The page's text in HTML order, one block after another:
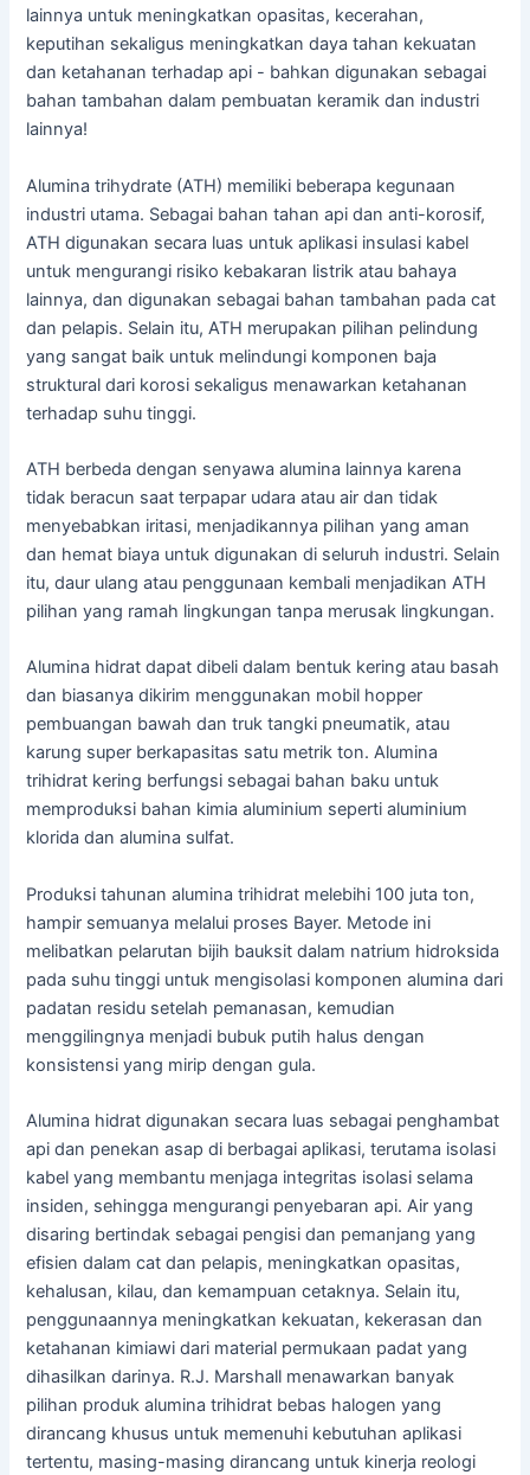
lainnya untuk meningkatkan opasitas, kecerahan,
keputihan sekaligus meningkatkan daya tahan kekuatan
dan ketahanan terhadap api - bahkan digunakan sebagai
bahan tambahan dalam pembuatan keramik dan industri
lainnya!
Alumina trihydrate (ATH) memiliki beberapa kegunaan
industri utama. Sebagai bahan tahan api dan anti-korosif,
ATH digunakan secara luas untuk aplikasi insulasi kabel
untuk mengurangi risiko kebakaran listrik atau bahaya
lainnya, dan digunakan sebagai bahan tambahan pada cat
dan pelapis. Selain itu, ATH merupakan pilihan pelindung
yang sangat baik untuk melindungi komponen baja
struktural dari korosi sekaligus menawarkan ketahanan
terhadap suhu tinggi.
ATH berbeda dengan senyawa alumina lainnya karena
tidak beracun saat terpapar udara atau air dan tidak
menyebabkan iritasi, menjadikannya pilihan yang aman
dan hemat biaya untuk digunakan di seluruh industri. Selain
itu, daur ulang atau penggunaan kembali menjadikan ATH
pilihan yang ramah lingkungan tanpa merusak lingkungan.
Alumina hidrat dapat dibeli dalam bentuk kering atau basah
dan biasanya dikirim menggunakan mobil hopper
pembuangan bawah dan truk tangki pneumatik, atau
karung super berkapasitas satu metrik ton. Alumina
trihidrat kering berfungsi sebagai bahan baku untuk
memproduksi bahan kimia aluminium seperti aluminium
klorida dan alumina sulfat.
Produksi tahunan alumina trihidrat melebihi 100 juta ton,
hampir semuanya melalui proses Bayer. Metode ini
melibatkan pelarutan bijih bauksit dalam natrium hidroksida
pada suhu tinggi untuk mengisolasi komponen alumina dari
padatan residu setelah pemanasan, kemudian
menggilingnya menjadi bubuk putih halus dengan
konsistensi yang mirip dengan gula.
Alumina hidrat digunakan secara luas sebagai penghambat
api dan penekan asap di berbagai aplikasi, terutama isolasi
kabel yang membantu menjaga integritas isolasi selama
insiden, sehingga mengurangi penyebaran api. Air yang
disaring bertindak sebagai pengisi dan pemanjang yang
efisien dalam cat dan pelapis, meningkatkan opasitas,
kehalusan, kilau, dan kemampuan cetaknya. Selain itu,
penggunaannya meningkatkan kekuatan, kekerasan dan
ketahanan kimiawi dari material permukaan padat yang
dihasilkan darinya. R.J. Marshall menawarkan banyak
pilihan produk alumina trihidrat bebas halogen yang
dirancang khusus untuk memenuhi kebutuhan aplikasi
tertentu, masing-masing dirancang untuk kinerja reologi